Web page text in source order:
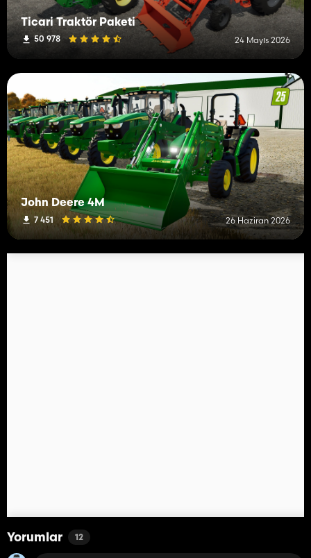
Ticari Traktör Paketi
50 978 24 Mayıs 2026
John Deere 4M
7 451 26 Haziran 2026
Yorumlar 12